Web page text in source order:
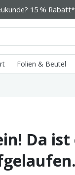
15 %
Folien & Beutel
Da